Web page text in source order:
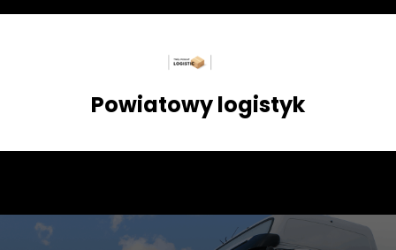
Skip
Powiatowy logistyk